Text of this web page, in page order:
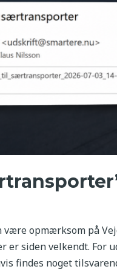
opmærksom på
er siden velkendt.
findes noget